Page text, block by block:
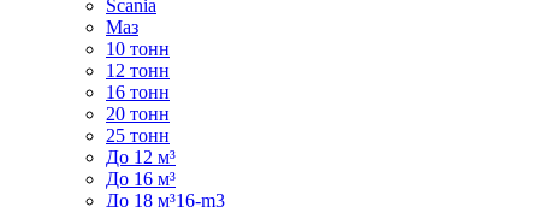
Scania
Маз
10 тонн
12 тонн
16 тонн
20 тонн
25 тонн
До 12 м³
До 16 м³
До 18 м³16-m3